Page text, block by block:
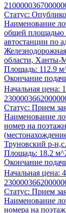
11 900 ₽
Анализ
Клиентом;
Проверка
Выбрать услугу
Комплексная
По 178-ФЗ,
16 900 ₽
Анализ
Клиентом;
Проверка
Помощь в
Статус:
Наименование
общей площадью
автостанции по
области, Ханты-
Площадь: 112.9
Окончание
Начальная цена:
Статус: Прием
Наименование
номер на
Труновский р-
Площадь: 18.2
Окончание
Начальная цена:
Статус: Прием
Наименование
номера на